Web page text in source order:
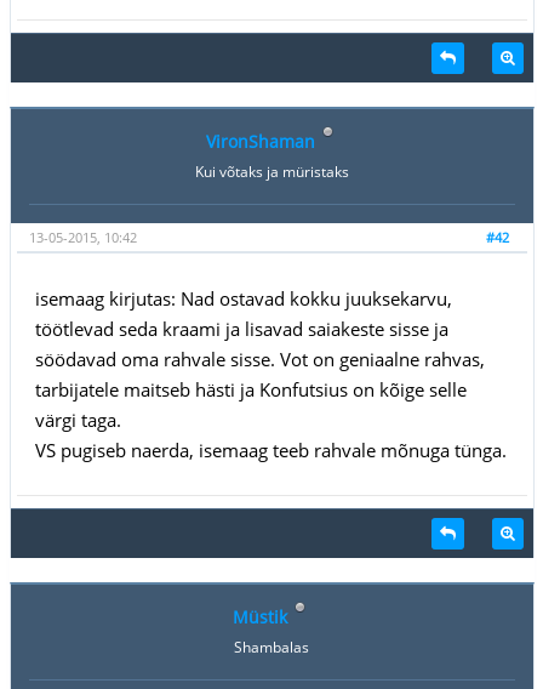
VironShaman
Kui võtaks ja müristaks
#42
13-05-2015, 10:42
isemaag kirjutas: Nad ostavad kokku juuksekarvu,
töötlevad seda kraami ja lisavad saiakeste sisse ja
söödavad oma rahvale sisse. Vot on geniaalne rahvas,
tarbijatele maitseb hästi ja Konfutsius on kõige selle
värgi taga.
VS pugiseb naerda, isemaag teeb rahvale mõnuga tünga.
Müstik
Shambalas